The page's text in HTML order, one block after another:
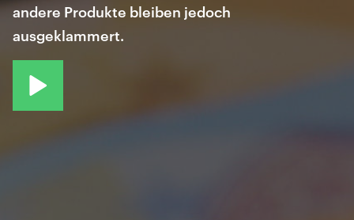
andere Produkte bleiben jedoch
ausgeklammert.